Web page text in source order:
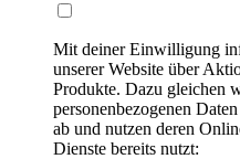
Mit deiner Einwilligung
unserer Website über
Produkte. Dazu gleichen
personenbezogenen
ab und nutzen deren
Dienste bereits nutzt: